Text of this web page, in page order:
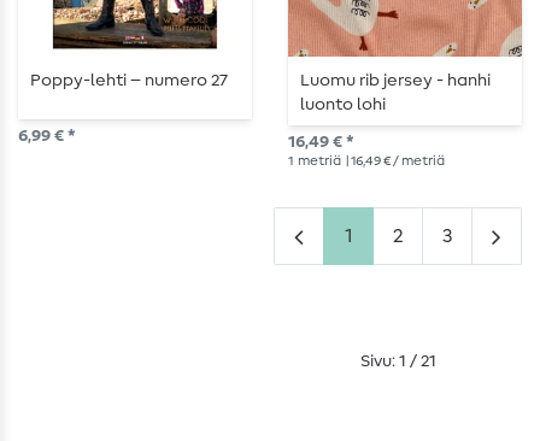
Poppy-lehti – numero 27
6,99 € *
Luomu rib jersey - hanhi
luonto lohi
16,49 € *
1 metriä | 16,49 € / metriä
1 2 3
Sivu: 1 / 21